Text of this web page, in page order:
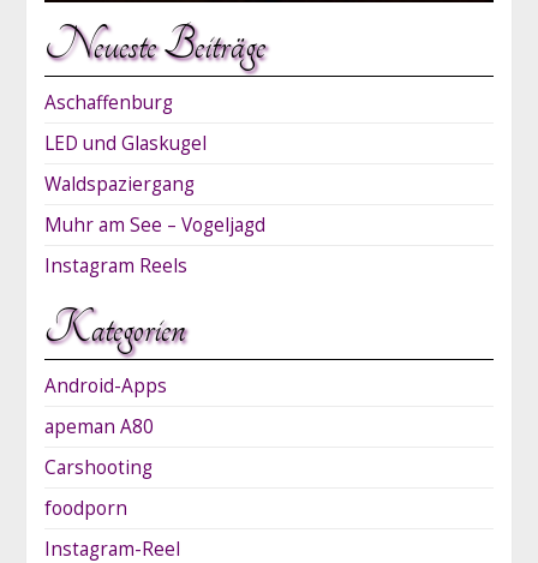
Neueste Beiträge
Aschaffenburg
LED und Glaskugel
Waldspaziergang
Muhr am See – Vogeljagd
Instagram Reels
Kategorien
Android-Apps
apeman A80
Carshooting
foodporn
Instagram-Reel